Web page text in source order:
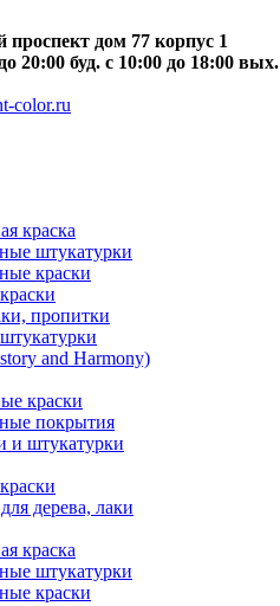
проспект дом 77 корпус 1
20:00 буд. с 10:00 до 18:00 вых.
color.ru
краска
штукатурки
краски
пропитки
and Harmony)
краски
покрытия
и штукатурки
дерева, лаки
краска
штукатурки
краски